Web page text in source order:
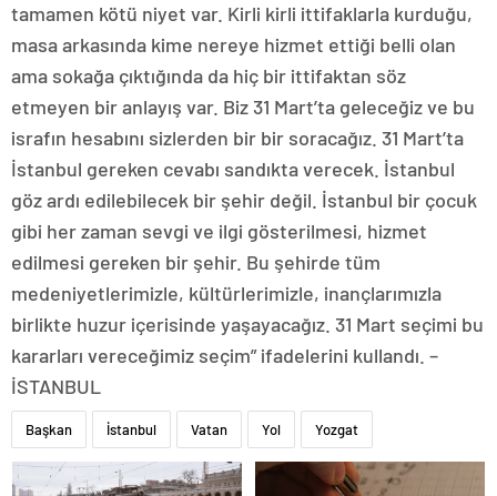
tamamen kötü niyet var. Kirli kirli ittifaklarla kurduğu,
masa arkasında kime nereye hizmet ettiği belli olan
ama sokağa çıktığında da hiç bir ittifaktan söz
etmeyen bir anlayış var. Biz 31 Mart’ta geleceğiz ve bu
israfın hesabını sizlerden bir bir soracağız. 31 Mart’ta
İstanbul gereken cevabı sandıkta verecek. İstanbul
göz ardı edilebilecek bir şehir değil. İstanbul bir çocuk
gibi her zaman sevgi ve ilgi gösterilmesi, hizmet
edilmesi gereken bir şehir. Bu şehirde tüm
medeniyetlerimizle, kültürlerimizle, inançlarımızla
birlikte huzur içerisinde yaşayacağız. 31 Mart seçimi bu
kararları vereceğimiz seçim” ifadelerini kullandı. –
İSTANBUL
Başkan İstanbul Vatan Yol Yozgat